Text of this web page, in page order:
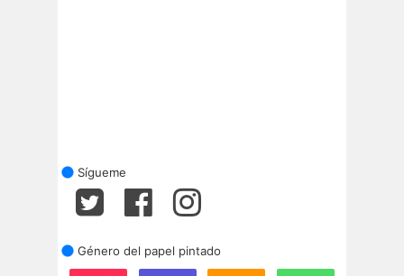
Sígueme
Género del papel pintado